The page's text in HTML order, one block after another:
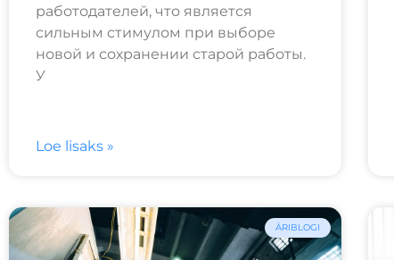
работодателей, что является
сильным стимулом при выборе
новой и сохранении старой работы.
У
Loe lisaks »
ÄRIBLOGI